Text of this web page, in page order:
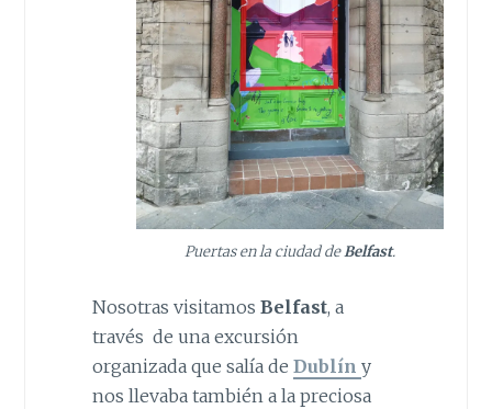
Puertas en la ciudad deBelfast.
Nosotras visitamos Belfast, a
través de una excursión
organizada que salía de Dublín y
nos llevaba también a la preciosa